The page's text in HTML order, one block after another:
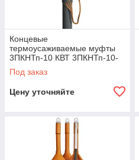
Концевые
термоусаживаемые муфты
3ПКНТп-10 КВТ 3ПКНТп-10-
35/50
Под заказ
Цену уточняйте